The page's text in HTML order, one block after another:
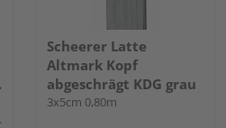
Scheerer Latte
Altmark Kopf
abgeschrägt KDG grau
3x5cm 0,80m